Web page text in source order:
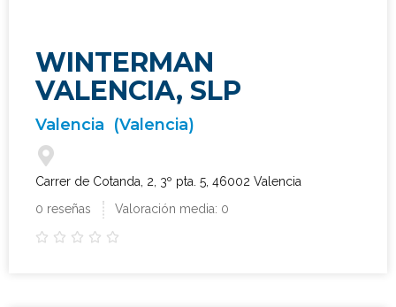
WINTERMAN
VALENCIA, SLP
Valencia (Valencia)
Carrer de Cotanda, 2, 3º pta. 5, 46002 Valencia
0 reseñas
Valoración media: 0
    